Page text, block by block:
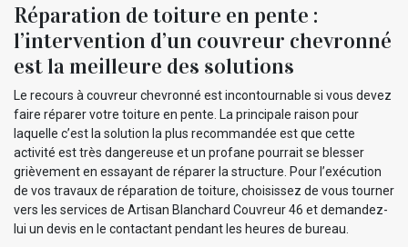
Réparation de toiture en pente :
l’intervention d’un couvreur chevronné
est la meilleure des solutions
Le recours à couvreur chevronné est incontournable si vous devez
faire réparer votre toiture en pente. La principale raison pour
laquelle c’est la solution la plus recommandée est que cette
activité est très dangereuse et un profane pourrait se blesser
grièvement en essayant de réparer la structure. Pour l’exécution
de vos travaux de réparation de toiture, choisissez de vous tourner
vers les services de Artisan Blanchard Couvreur 46 et demandez-
lui un devis en le contactant pendant les heures de bureau.